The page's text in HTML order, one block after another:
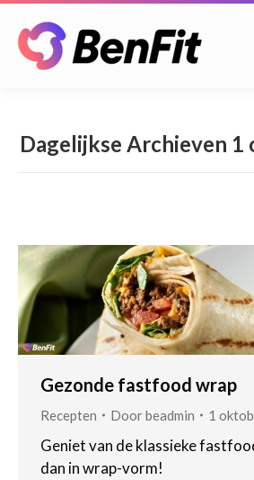
Dagelijkse Archieven 1
Gezonde fastfood wrap
Recepten Doorbeadmin 1
Geniet van de klassieke
dan in wrap-vorm!